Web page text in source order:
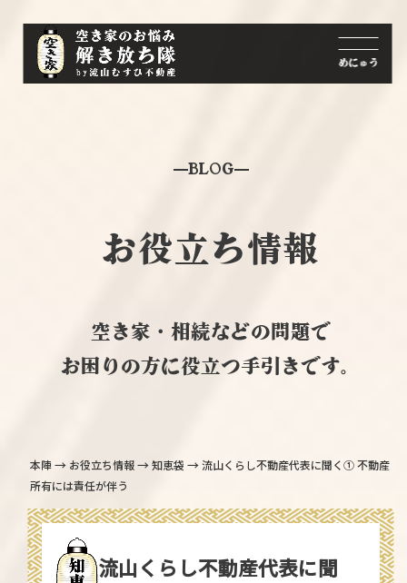
BLOG
お役立ち情報
空き家・相続などの問題で
お困りの方に役立つ手引きです。
本陣→ お役立ち情報→知恵袋 →流山くらし不動産代表に聞く① 不動産
所有には責任が伴う
流山くらし不動産代表に聞